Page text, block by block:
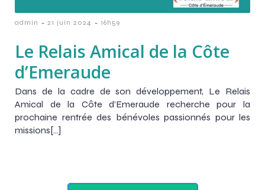
admin - 21 juin 2024 - 16h59
Le Relais Amical de la Côte
d’Emeraude
Dans de la cadre de son développement, Le Relais
Amical de la Côte d’Emeraude recherche pour la
prochaine rentrée des bénévoles passionnés pour les
missions[…]